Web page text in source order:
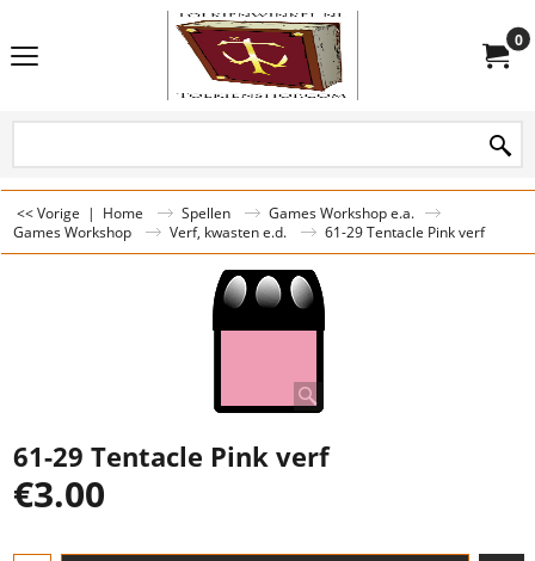
0
<< Vorige | Home Spellen
Games Workshop e.a.
Games Workshop
Verf, kwasten e.d. 61-29 Tentacle Pink verf
61-29 Tentacle Pink verf
€3.00